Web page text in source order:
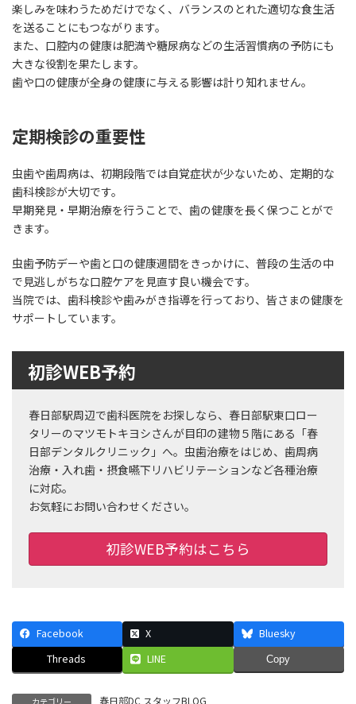
楽しみを味わうためだけでなく、バランスのとれた適切な食生活
を送ることにもつながります。
また、口腔内の健康は肥満や糖尿病などの生活習慣病の予防にも
大きな役割を果たします。
歯や口の健康が全身の健康に与える影響は計り知れません。
定期検診の重要性
虫歯や歯周病は、初期段階では自覚症状が少ないため、定期的な
歯科検診が大切です。
早期発見・早期治療を行うことで、歯の健康を長く保つことがで
きます。
虫歯予防デーや歯と口の健康週間をきっかけに、普段の生活の中
で見逃しがちな口腔ケアを見直す良い機会です。
当院では、歯科検診や歯みがき指導を行っており、皆さまの健康を
サポートしています。
初診WEB予約
春日部駅周辺で歯科医院をお探しなら、春日部駅東口ロー
タリーのマツモトキヨシさんが目印の建物５階にある「春
日部デンタルクリニック」へ。虫歯治療をはじめ、歯周病
治療・入れ歯・摂食嚥下リハビリテーションなど各種治療
に対応。
お気軽にお問い合わせください。
初診WEB予約はこちら
Facebook X
Bluesky
Threads
LINE Copy
カテゴリー 春日部DC スタッフBLOG